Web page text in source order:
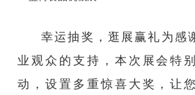
幸运抽奖，逛展赢礼为感
业观众的支持，本次展会特
动，设置多重惊喜大奖，让